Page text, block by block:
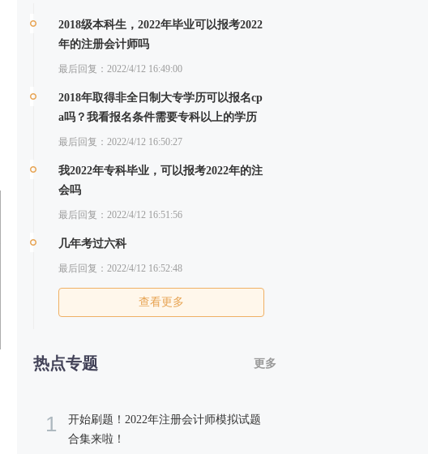
2018级本科生，2022年毕业可以报考2022
年的注册会计师吗
最后回复：2022/4/12 16:49:00
2018年取得非全日制大专学历可以报名cp
a吗？我看报名条件需要专科以上的学历
最后回复：2022/4/12 16:50:27
我2022年专科毕业，可以报考2022年的注
会吗
最后回复：2022/4/12 16:51:56
几年考过六科
最后回复：2022/4/12 16:52:48
查看更多
热点专题 更多
1
开始刷题！2022年注册会计师模拟试题
合集来啦！